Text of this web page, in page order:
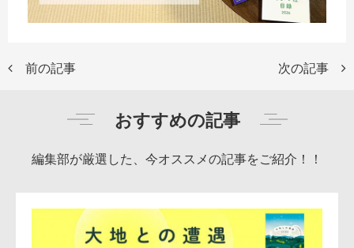
前の記事 次の記事
おすすめの記事
編集部が厳選した、今オススメの記事をご紹介！！